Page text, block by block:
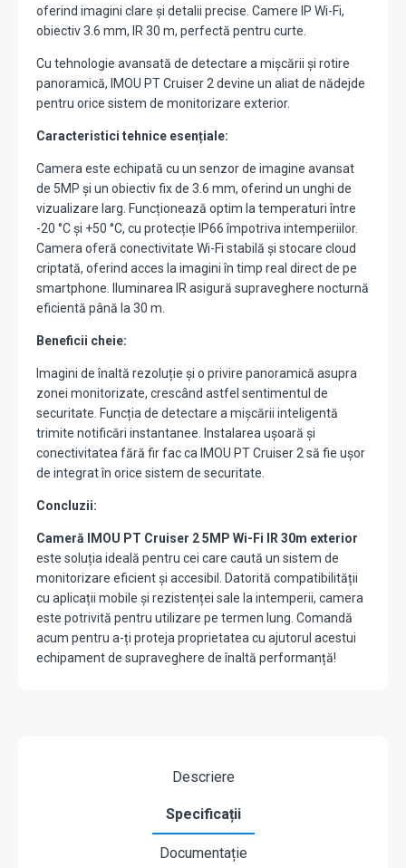
oferind imagini clare și detalii precise. Camere IP Wi-Fi,
obiectiv 3.6 mm, IR 30 m, perfectă pentru curte.
Cu tehnologie avansată de detectare a mișcării și rotire
panoramică, IMOU PT Cruiser 2 devine un aliat de nădejde
pentru orice sistem de monitorizare exterior.
Caracteristici tehnice esențiale:
Camera este echipată cu un senzor de imagine avansat
de 5MP și un obiectiv fix de 3.6 mm, oferind un unghi de
vizualizare larg. Funcționează optim la temperaturi între
-20 °C și +50 °C, cu protecție IP66 împotriva intemperiilor.
Camera oferă conectivitate Wi-Fi stabilă și stocare cloud
criptată, oferind acces la imagini în timp real direct de pe
smartphone. Iluminarea IR asigură supraveghere nocturnă
eficientă până la 30 m.
Beneficii cheie:
Imagini de înaltă rezoluție și o privire panoramică asupra
zonei monitorizate, crescând astfel sentimentul de
securitate. Funcția de detectare a mișcării inteligentă
trimite notificări instantanee. Instalarea ușoară și
conectivitatea fără fir fac ca IMOU PT Cruiser 2 să fie ușor
de integrat în orice sistem de securitate.
Concluzii:
Cameră IMOU PT Cruiser 2 5MP Wi-Fi IR 30m exterior
este soluția ideală pentru cei care caută un sistem de
monitorizare eficient și accesibil. Datorită compatibilității
cu aplicații mobile și rezistenței sale la intemperii, camera
este potrivită pentru utilizare pe termen lung. Comandă
acum pentru a-ți proteja proprietatea cu ajutorul acestui
echipament de supraveghere de înaltă performanță!
Descriere
Specificații
Documentație